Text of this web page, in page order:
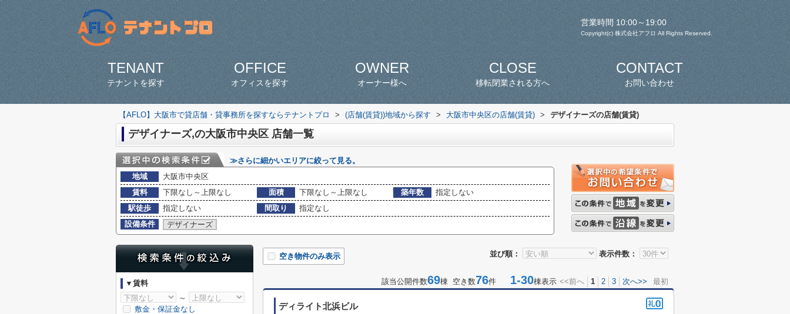
営業時間 10:00～19:00
Copyright(c) 株式会社アフロ All Rights Reserved.
TENANT
テナントを探す
OFFICE
オフィスを探す
OWNER
オーナー様へ
CLOSE
移転閉業される方へ
CONTACT
お問い合わせ
【AFLO】大阪市で貸店舗・貸事務所を探すならテナントプロ > (店舗(賃貸))地域から探す > 大阪市中央区の店舗(賃貸) > デザイナーズの店舗(賃貸)
デザイナーズ,の大阪市中央区 店舗一覧
≫さらに細かいエリアに絞って見る。
地域
大阪市中央区
賃料
下限なし～上限なし 面積 下限なし～上限なし 築年数
指定しない
駅徒歩
指定しない 間取り
指定なし
設備条件
デザイナーズ
並び順： 表示件数：
空き物件のみ表示
該当公開件数69棟 空き数76件 1-30棟表示 <<前へ 1 2 3 次へ>> 最初
ディライト北浜ビル
▼賃料
～
敷金・保証金なし